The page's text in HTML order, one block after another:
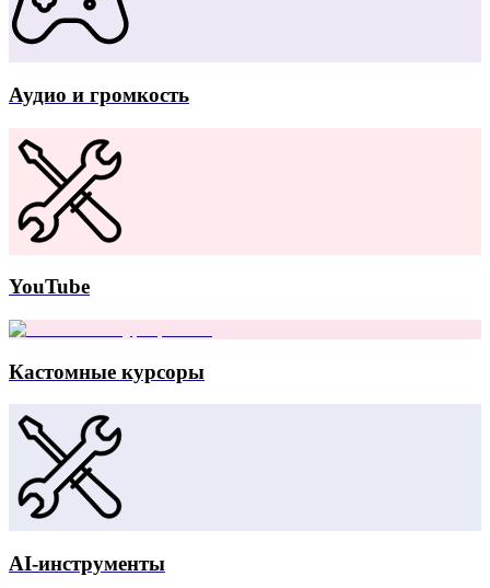
Аудио и громкость
YouTube
Кастомные курсоры
AI-инструменты